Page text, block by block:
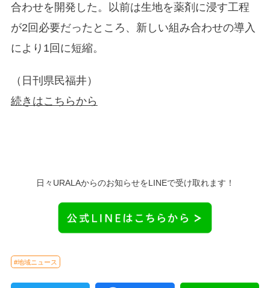
合わせを開発した。以前は生地を薬剤に浸す工程
が2回必要だったところ、新しい組み合わせの導入
により1回に短縮。
（日刊県民福井）
続きはこちらから
日々URALAからのお知らせをLINEで受け取れます！
#地域ニュース